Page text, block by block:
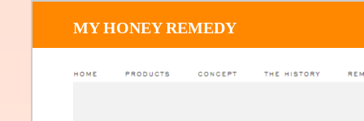
MY HONEY REMEDY